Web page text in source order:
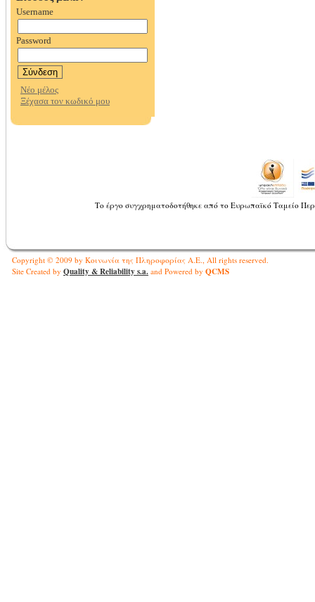
Το έργο συγχρηματοδοτήθηκε από το Ευρωπαϊκό Ταμείο
Copyright © 2009 by Κοινωνία της Πληροφορίας Α.Ε., All rights reserved.
Site Created by Quality & Reliability s.a. and Powered by QCMS